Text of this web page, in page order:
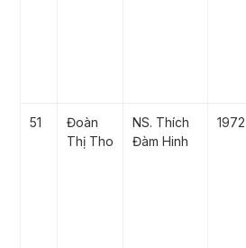
51
Đoàn
Thị Tho
NS. Thích
Đàm Hinh
1972